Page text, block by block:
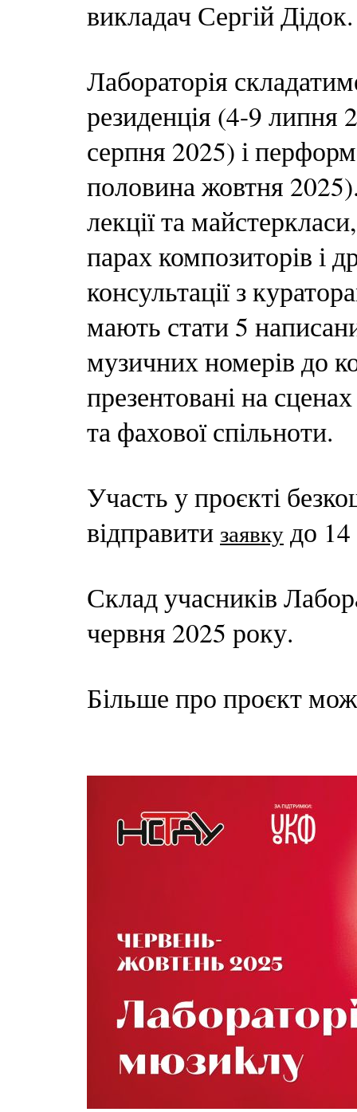
викладач Сергій Дідок.
Лабораторія
резиденція (4-9 липня
серпня 2025) і
половина жовтня
лекції та
парах композиторів і
консультації з
мають стати 5
музичних номерів до
презентовані на
та фахової спільноти.
Участь у проєкті
відправити заявку до
Склад учасників
червня 2025 року.
Більше про проєкт